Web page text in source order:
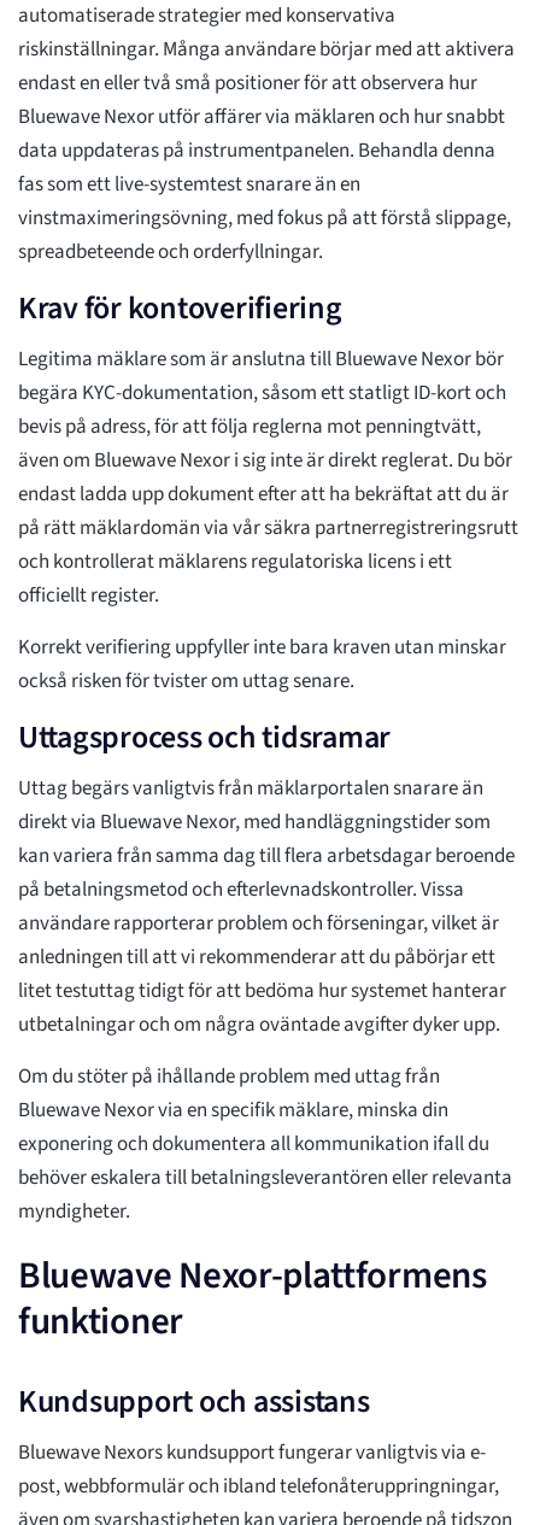
automatiserade strategier med konservativa
riskinställningar. Många användare börjar med att aktivera
endast en eller två små positioner för att observera hur
Bluewave Nexor utför affärer via mäklaren och hur snabbt
data uppdateras på instrumentpanelen. Behandla denna
fas som ett live-systemtest snarare än en
vinstmaximeringsövning, med fokus på att förstå slippage,
spreadbeteende och orderfyllningar.
Krav för kontoverifiering
Legitima mäklare som är anslutna till Bluewave Nexor bör
begära KYC-dokumentation, såsom ett statligt ID-kort och
bevis på adress, för att följa reglerna mot penningtvätt,
även om Bluewave Nexor i sig inte är direkt reglerat. Du bör
endast ladda upp dokument efter att ha bekräftat att du är
på rätt mäklardomän via vår säkra partnerregistreringsrutt
och kontrollerat mäklarens regulatoriska licens i ett
officiellt register.
Korrekt verifiering uppfyller inte bara kraven utan minskar
också risken för tvister om uttag senare.
Uttagsprocess och tidsramar
Uttag begärs vanligtvis från mäklarportalen snarare än
direkt via Bluewave Nexor, med handläggningstider som
kan variera från samma dag till flera arbetsdagar beroende
på betalningsmetod och efterlevnadskontroller. Vissa
användare rapporterar problem och förseningar, vilket är
anledningen till att vi rekommenderar att du påbörjar ett
litet testuttag tidigt för att bedöma hur systemet hanterar
utbetalningar och om några oväntade avgifter dyker upp.
Om du stöter på ihållande problem med uttag från
Bluewave Nexor via en specifik mäklare, minska din
exponering och dokumentera all kommunikation ifall du
behöver eskalera till betalningsleverantören eller relevanta
myndigheter.
Bluewave Nexor-plattformens
funktioner
Kundsupport och assistans
Bluewave Nexors kundsupport fungerar vanligtvis via e-
post, webbformulär och ibland telefonåteruppringningar,